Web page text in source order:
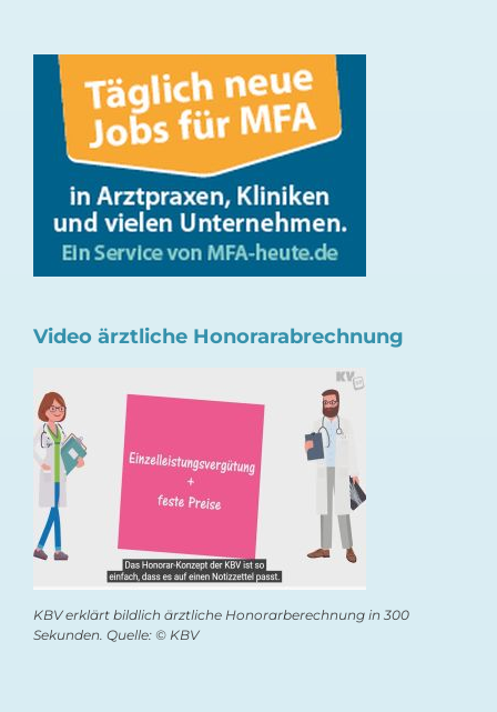
Video ärztliche Honorarabrechnung
KBV erklärt bildlich ärztliche Honorarberechnung in 300
Sekunden. Quelle: © KBV